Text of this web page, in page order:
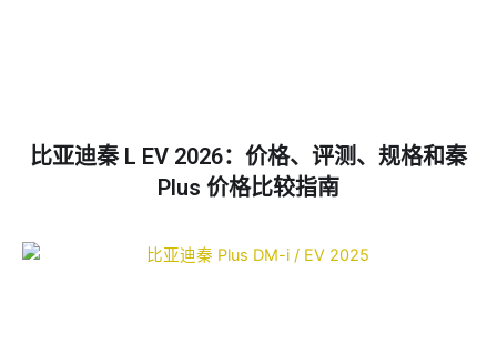
比亚迪秦 L EV 2026：价格、评测、规格和秦
Plus 价格比较指南